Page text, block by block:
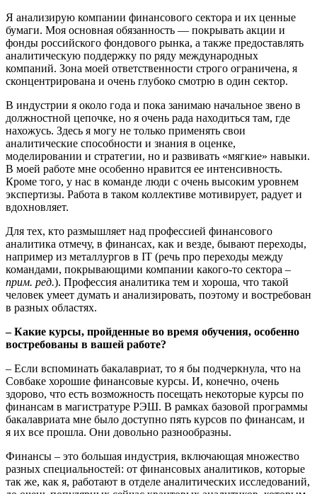
Я анализирую компании финансового сектора и их ценные
бумаги. Моя основная обязанность — покрывать акции и
фонды российского фондового рынка, а также предоставлять
аналитическую поддержку по ряду международных
компаний. Зона моей ответственности строго ограничена, я
сконцентрирована и очень глубоко смотрю в один сектор.
В индустрии я около года и пока занимаю начальное звено в
должностной цепочке, но я очень рада находиться там, где
нахожусь. Здесь я могу не только применять свои
аналитические способности и знания в оценке,
моделировании и стратегии, но и развивать «мягкие» навыки.
В моей работе мне особенно нравится ее интенсивность.
Кроме того, у нас в команде люди с очень высоким уровнем
экспертизы. Работа в таком коллективе мотивирует, радует и
вдохновляет.
Для тех, кто размышляет над профессией финансового
аналитика отмечу, в финансах, как и везде, бывают переходы,
например из металлургов в IT (речь про переходы между
командами, покрывающими компании какого-то сектора –
прим. ред.). Профессия аналитика тем и хороша, что такой
человек умеет думать и анализировать, поэтому и востребован
в разных областях.
– Какие курсы, пройденные во время обучения, особенно
востребованы в вашей работе?
– Если вспоминать бакалавриат, то я бы подчеркнула, что на
Совбаке хорошие финансовые курсы. И, конечно, очень
здорово, что есть возможность посещать некоторые курсы по
финансам в магистратуре РЭШ. В рамках базовой программы
бакалавриата мне было доступно пять курсов по финансам, и
я их все прошла. Они довольно разнообразны.
Финансы – это большая индустрия, включающая множество
разных специальностей: от финансовых аналитиков, которые
так же, как я, работают в отделе аналитических исследований,